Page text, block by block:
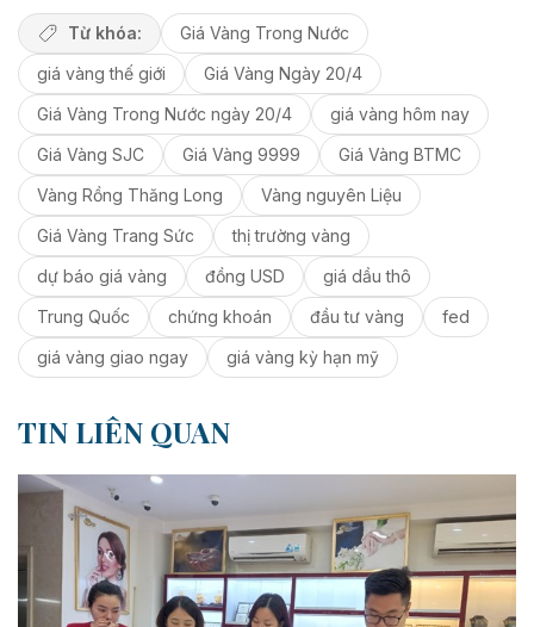
Từ khóa:
Giá Vàng Trong Nước
giá vàng thế giới
Giá Vàng Ngày 20/4
Giá Vàng Trong Nước ngày 20/4
giá vàng hôm nay
Giá Vàng SJC
Giá Vàng 9999
Giá Vàng BTMC
Vàng Rồng Thăng Long
Vàng nguyên Liệu
Giá Vàng Trang Sức
thị trường vàng
dự báo giá vàng
đồng USD
giá dầu thô
Trung Quốc
chứng khoán đầu tư vàng
fed
giá vàng giao ngay
giá vàng kỳ hạn mỹ
TIN LIÊN QUAN